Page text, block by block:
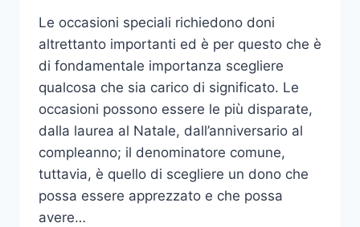
Le occasioni speciali richiedono doni
altrettanto importanti ed è per questo che è
di fondamentale importanza scegliere
qualcosa che sia carico di significato. Le
occasioni possono essere le più disparate,
dalla laurea al Natale, dall’anniversario al
compleanno; il denominatore comune,
tuttavia, è quello di scegliere un dono che
possa essere apprezzato e che possa
avere…